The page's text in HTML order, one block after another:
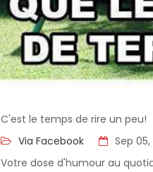
C'est le temps de rire un peu!
Via Facebook
Sep
Votre dose d'humour au